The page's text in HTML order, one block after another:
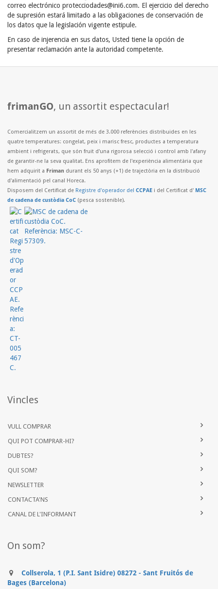
correo electrónico protecciodades@ini6.com. El ejercicio del derecho
de supresión estará limitado a las obligaciones de conservación de
los datos que la legislación vigente estipule.
En caso de injerencia en sus datos, Usted tiene la opción de
presentar reclamación ante la autoridad competente.
frimanGO, un assortit espectacular!
Comercialitzem un assortit de més de 3.000 referències distribuides en les
quatre temperatures: congelat, peix i marisc fresc, productes a temperatura
ambient i refrigerats, que són fruit d'una rigorosa selecció i control amb l'afany
de garantir-ne la seva qualitat. Ens aprofitem de l'experiència alimentària que
hem adquirit a Friman durant els 50 anys (+1) de trajectòria en la distribució
d'alimentació pel canal Horeca.
Disposem del Certificat de Registre d'operador del CCPAE i del Certificat d' MSC
de cadena de custòdia CoC (pesca sostenible).
Vincles
VULL COMPRAR
QUI POT COMPRAR-HI?
DUBTES?
QUI SOM?
NEWSLETTER
CONTACTA'NS
CANAL DE L'INFORMANT
On som?
Collserola, 1 (P.I. Sant Isidre) 08272 - Sant Fruitós de
Bages (Barcelona)